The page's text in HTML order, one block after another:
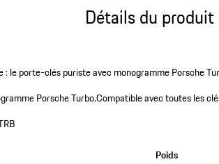
Détails du produit
: le porte-clés puriste avec monogramme Porsche
Porsche Turbo.Compatible avec toutes les
Poids